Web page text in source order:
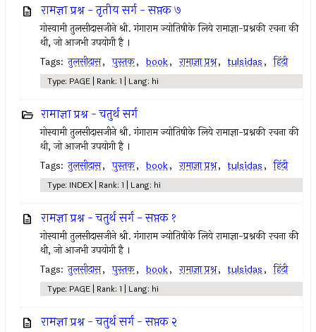
रामज्ञा प्रश्न - तृतीय सर्ग - सप्तक ७
गोस्वामी तुलसीदासजीने श्री. गंगाराम ज्योतिषीके लिये रामाज्ञा-प्रश्नकी रचना की
थी, जो आजभी उपयोगी है ।
Tags: तुलसीदास, पुस्तक, book, रामाज्ञा प्रश्न, tulsidas, हिंदी
Type: PAGE | Rank: 1 | Lang: hi
रामाज्ञा प्रश्न - चतुर्थ सर्ग
गोस्वामी तुलसीदासजीने श्री. गंगाराम ज्योतिषीके लिये रामाज्ञा-प्रश्नकी रचना की
थी, जो आजभी उपयोगी है ।
Tags: तुलसीदास, पुस्तक, book, रामाज्ञा प्रश्न, tulsidas, हिंदी
Type: INDEX | Rank: 1 | Lang: hi
रामज्ञा प्रश्न - चतुर्थ सर्ग - सप्तक १
गोस्वामी तुलसीदासजीने श्री. गंगाराम ज्योतिषीके लिये रामाज्ञा-प्रश्नकी रचना की
थी, जो आजभी उपयोगी है ।
Tags: तुलसीदास, पुस्तक, book, रामाज्ञा प्रश्न, tulsidas, हिंदी
Type: PAGE | Rank: 1 | Lang: hi
रामज्ञा प्रश्न - चतुर्थ सर्ग - सप्तक २